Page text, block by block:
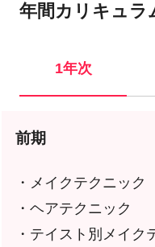
年間カリキュラ
1年次
前期
・メイクテクニック
・ヘアテクニック
・テイスト別メイク